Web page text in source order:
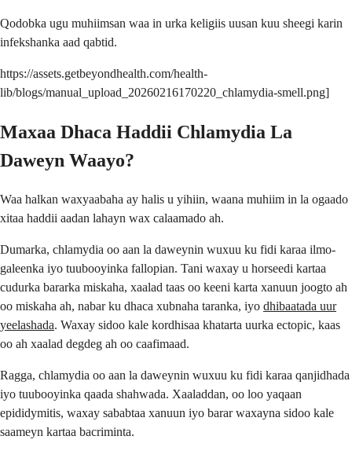
Qodobka ugu muhiimsan waa in urka keligiis uusan kuu sheegi karin
infekshanka aad qabtid.
https://assets.getbeyondhealth.com/health-
lib/blogs/manual_upload_20260216170220_chlamydia-smell.png]
Maxaa Dhaca Haddii Chlamydia La
Daweyn Waayo?
Waa halkan waxyaabaha ay halis u yihiin, waana muhiim in la ogaado
xitaa haddii aadan lahayn wax calaamado ah.
Dumarka, chlamydia oo aan la daweynin wuxuu ku fidi karaa ilmo-
galeenka iyo tuubooyinka fallopian. Tani waxay u horseedi kartaa
cudurka bararka miskaha, xaalad taas oo keeni karta xanuun joogto ah
oo miskaha ah, nabar ku dhaca xubnaha taranka, iyo dhibaatada uur
yeelashada. Waxay sidoo kale kordhisaa khatarta uurka ectopic, kaas
oo ah xaalad degdeg ah oo caafimaad.
Ragga, chlamydia oo aan la daweynin wuxuu ku fidi karaa qanjidhada
iyo tuubooyinka qaada shahwada. Xaaladdan, oo loo yaqaan
epididymitis, waxay sababtaa xanuun iyo barar waxayna sidoo kale
saameyn kartaa bacriminta.